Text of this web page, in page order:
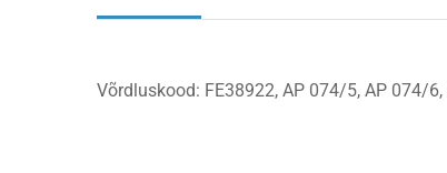
Võrdluskood: FE38922, AP 074/5, AP 074/